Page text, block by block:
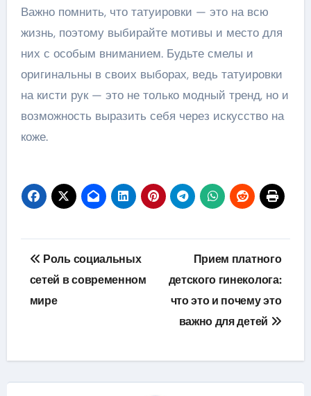
Важно помнить, что татуировки — это на всю
жизнь, поэтому выбирайте мотивы и место для
них с особым вниманием. Будьте смелы и
оригинальны в своих выборах, ведь татуировки
на кисти рук — это не только модный тренд, но и
возможность выразить себя через искусство на
коже.
Навигация
по
записям
Роль социальных
сетей в современном
мире
Прием платного
детского гинеколога:
что это и почему это
важно для детей